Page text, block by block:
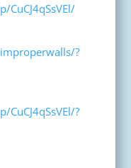
?
?